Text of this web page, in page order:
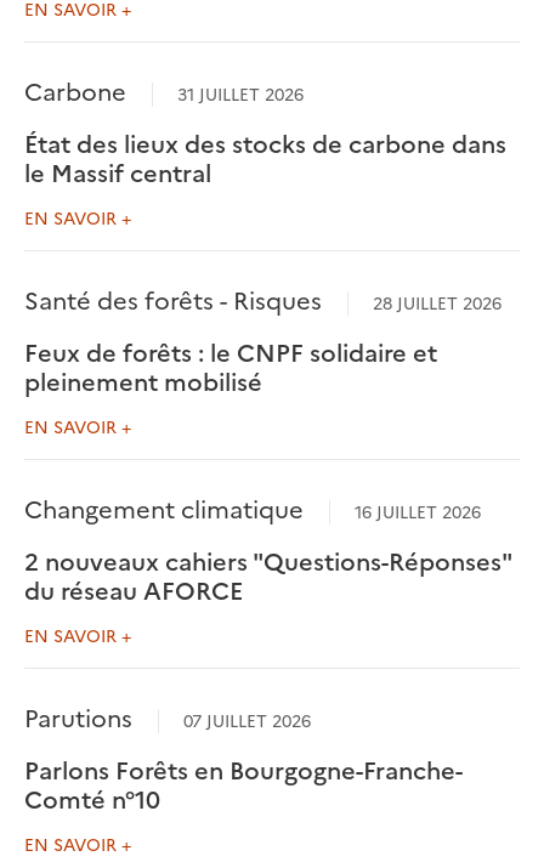
EN SAVOIR +
Carbone 31 JUILLET 2026
État des lieux des stocks de carbone dans
le Massif central
EN SAVOIR +
Santé des forêts - Risques 28 JUILLET 2026
Feux de forêts : le CNPF solidaire et
pleinement mobilisé
EN SAVOIR +
Changement climatique 16 JUILLET 2026
2 nouveaux cahiers "Questions-Réponses"
du réseau AFORCE
EN SAVOIR +
Parutions 07 JUILLET 2026
Parlons Forêts en Bourgogne-Franche-
Comté n°10
EN SAVOIR +